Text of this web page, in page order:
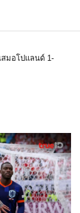
สมอโปแลนด์ 1-